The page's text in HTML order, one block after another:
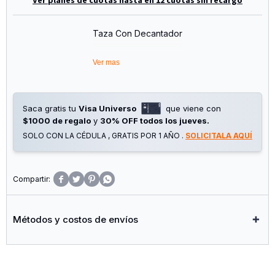
Taza Con Decantador
Ver mas
Saca gratis tu Visa Universo
que viene con
$1000 de regalo y 30% OFF todos los jueves.
SOLO CON LA CÉDULA , GRATIS POR 1 AÑO . SOLICITALA AQUÍ
   
Métodos y costos de envíos